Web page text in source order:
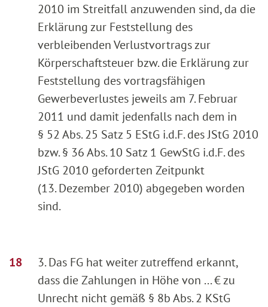
2010 im Streitfall anzuwenden sind, da die
Erklärung zur Feststellung des
verbleibenden Verlustvortrags zur
Körperschaftsteuer bzw. die Erklärung zur
Feststellung des vortragsfähigen
Gewerbeverlustes jeweils am 7. Februar
2011 und damit jedenfalls nach dem in
§ 52 Abs. 25 Satz 5 EStG i.d.F. des JStG 2010
bzw. § 36 Abs. 10 Satz 1 GewStG i.d.F. des
JStG 2010 geforderten Zeitpunkt
(13. Dezember 2010) abgegeben worden
sind.
3. Das FG hat weiter zutreffend erkannt,
dass die Zahlungen in Höhe von ... € zu
Unrecht nicht gemäß § 8b Abs. 2 KStG